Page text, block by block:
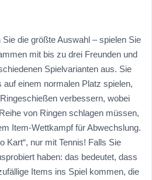
die größte Auswahl – spielen Sie
mit bis zu drei Freunden und
Spielvarianten aus. Sie
auf einem normalen Platz spielen,
verbessern, wobei
von Ringen schlagen müssen,
Item-Wettkampf für Abwechslung.
Kart“, nur mit Tennis! Falls Sie
haben: das bedeutet, dass
Items ins Spiel kommen, die